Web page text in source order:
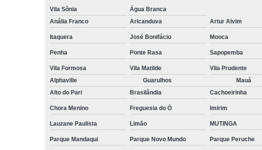
Vila Sônia
Água Branca
Anália Franco
Aricanduva Artur Alvim
Itaquera José Bonifácio Mooca
Penha Ponte Rasa Sapopemba
Vila Formosa Vila Matilde Vila Prudente
Alphaville
Guarulhos Mauá
Alto do Pari
Brasilândia Cachoeirinha
Chora Menino Freguesia do Ó Imirim
Lauzane Paulista Limão MUTINGA
Parque Mandaqui Parque Novo Mundo Parque Peruche